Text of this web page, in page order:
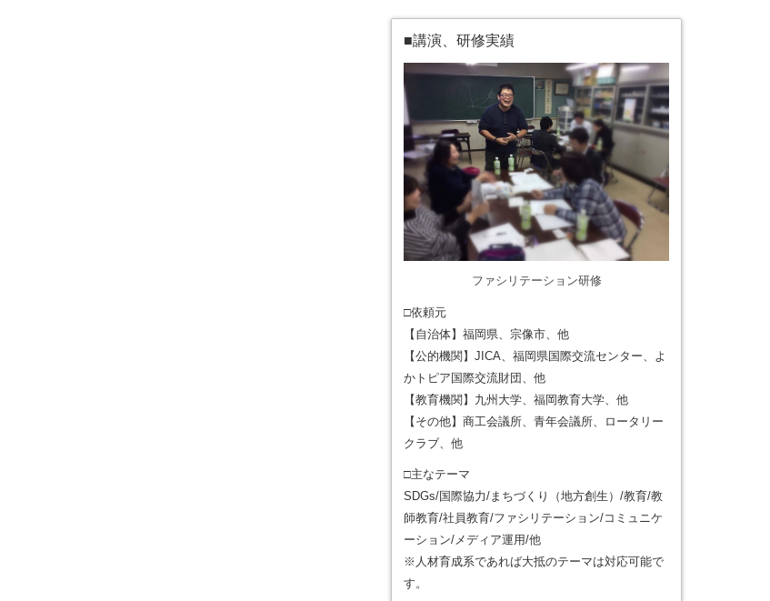
■講演、研修実績
ファシリテーション研修
□依頼元
【自治体】福岡県、宗像市、他
【公的機関】JICA、福岡県国際交流センター、よ
かトピア国際交流財団、他
【教育機関】九州大学、福岡教育大学、他
【その他】商工会議所、青年会議所、ロータリー
クラブ、他
□主なテーマ
SDGs/国際協力/まちづくり（地方創生）/教育/教
師教育/社員教育/ファシリテーション/コミュニケ
ーション/メディア運用/他
※人材育成系であれば大抵のテーマは対応可能で
す。